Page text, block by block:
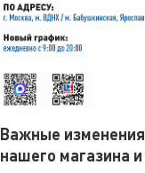
Важные
нашего магазина